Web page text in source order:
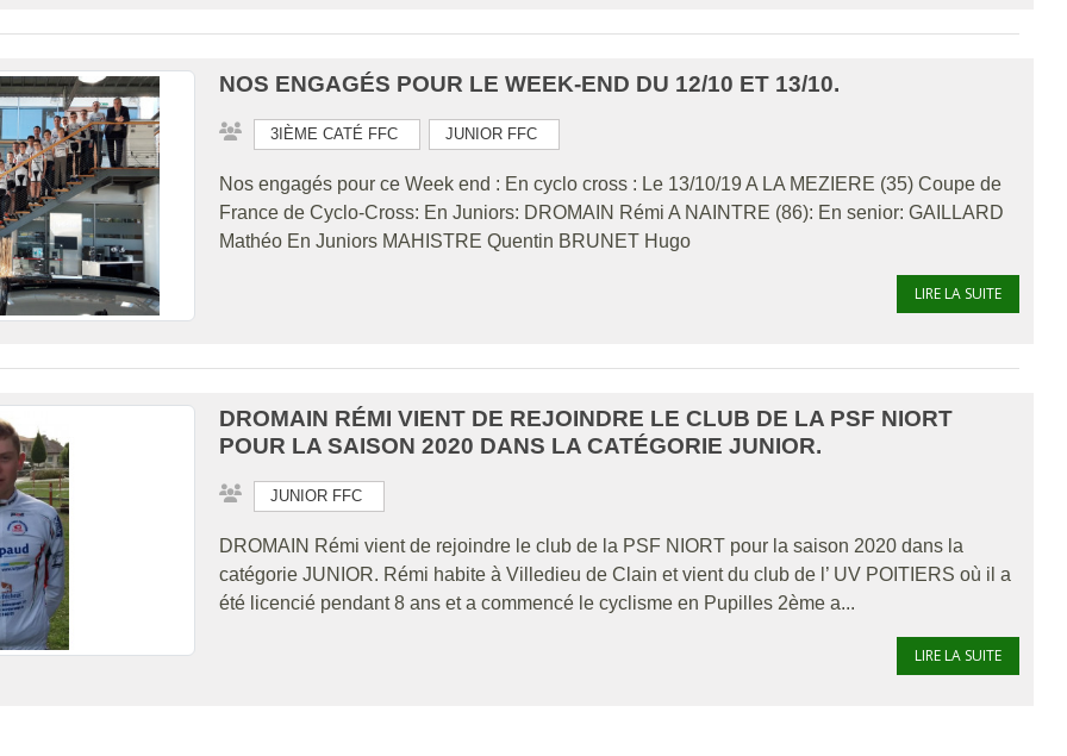
NOS ENGAGÉS POUR LE WEEK-END DU 12/10 ET 13/10.
3IÈME CATÉ FFC JUNIOR FFC
Nos engagés pour ce Week end : En cyclo cross : Le 13/10/19 A LA MEZIERE (35) Coupe de
France de Cyclo-Cross: En Juniors: DROMAIN Rémi A NAINTRE (86): En senior: GAILLARD
Mathéo En Juniors MAHISTRE Quentin BRUNET Hugo
LIRE LA SUITE
DROMAIN RÉMI VIENT DE REJOINDRE LE CLUB DE LA PSF NIORT
POUR LA SAISON 2020 DANS LA CATÉGORIE JUNIOR.
JUNIOR FFC
DROMAIN Rémi vient de rejoindre le club de la PSF NIORT pour la saison 2020 dans la
catégorie JUNIOR. Rémi habite à Villedieu de Clain et vient du club de l’ UV POITIERS où il a
été licencié pendant 8 ans et a commencé le cyclisme en Pupilles 2ème a...
LIRE LA SUITE